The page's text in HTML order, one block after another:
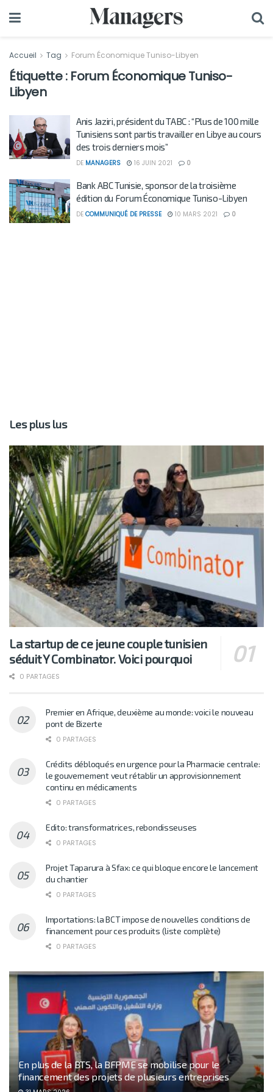
Accueil Tag Forum Économique Tuniso-Libyen
Étiquette : Forum Économique Tuniso-
Libyen
Anis Jaziri, président du TABC : “Plus de 100 mille
Tunisiens sont partis travailler en Libye au cours
des trois derniers mois”
DE MANAGERS 16 JUIN 2021 0
Bank ABC Tunisie, sponsor de la troisième
édition du Forum Économique Tuniso-Libyen
DE COMMUNIQUÉ DE PRESSE 10 MARS 2021 0
Les plus lus
La startup de ce jeune couple tunisien
séduit Y Combinator. Voici pourquoi
0 PARTAGES
Premier en Afrique, deuxième au monde: voici le nouveau
pont de Bizerte
0 PARTAGES
Crédits débloqués en urgence pour la Pharmacie centrale:
le gouvernement veut rétablir un approvisionnement
continu en médicaments
0 PARTAGES
Edito: transformatrices, rebondisseuses
0 PARTAGES
Projet Taparura à Sfax: ce qui bloque encore le lancement
du chantier
0 PARTAGES
Importations: la BCT impose de nouvelles conditions de
financement pour ces produits (liste complète)
0 PARTAGES
En plus de la BTS, la BFPME se mobilise pour le
financement des projets de plusieurs entreprises